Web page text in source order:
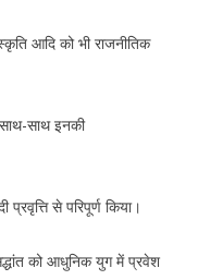
आदि को भी राजनीतिक
साथ इनकी
प्रवृत्ति से परिपूर्ण किया।
को आधुनिक युग में प्रवेश